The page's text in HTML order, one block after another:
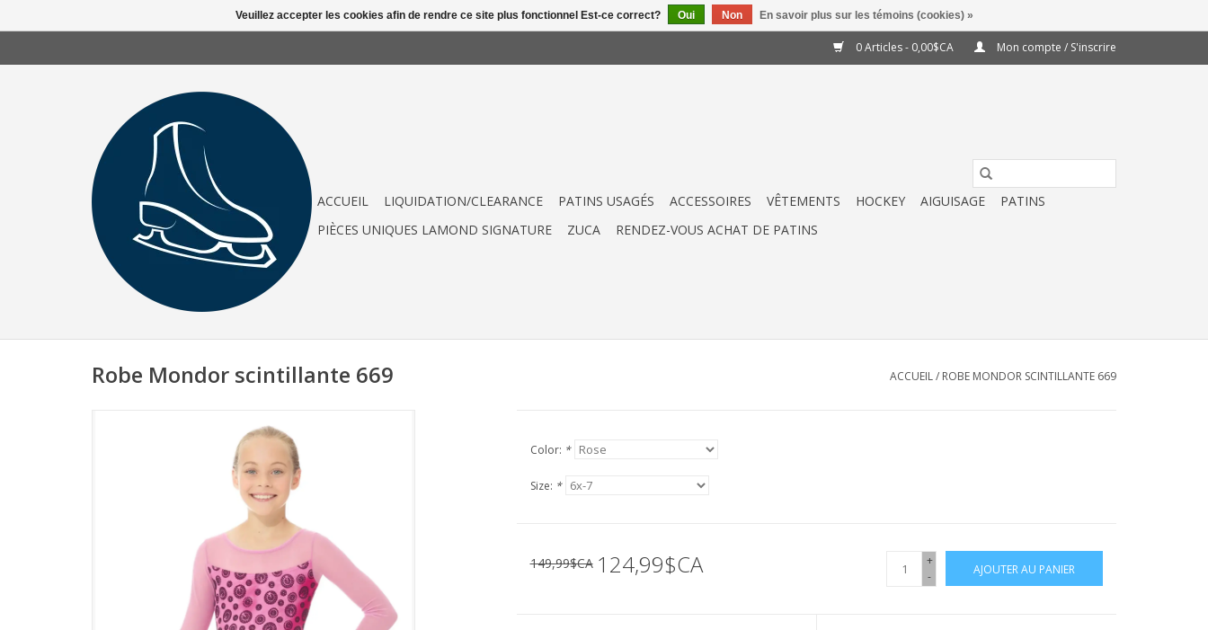
0 Articles - 0,00$CA Mon compte / S'inscrire
ACCUEIL LIQUIDATION/CLEARANCE PATINS USAGÉS ACCESSOIRES VÊTEMENTS HOCKEY AIGUISAGE
PATINS
PIÈCES UNIQUES LAMOND SIGNATURE
ZUCA RENDEZ-VOUS ACHAT DE PATINS
Robe Mondor scintillante 669 ACCUEIL/ ROBE MONDOR SCINTILLANTE 669
Color: *
Size: *
149,99$CA 124,99$CA
+
-
AJOUTER AU PANIER
Veuillez accepter les cookies afin de rendre ce site plus fonctionnel Est-ce correct? Oui Non En savoir plus sur les témoins (cookies) »